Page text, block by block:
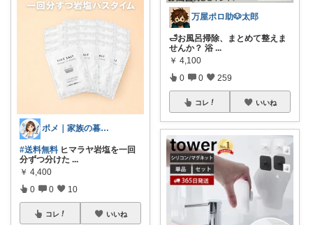
ポメ｜家族の暮らしを少しラクに
#送料無料 ヒマラヤ岩塩を一回
分ずつ分けた ...
￥ 4,400
0 0 10
コレ いいね
万屋ポロ助🐶太郎
🛁お風呂掃除、まとめて整えま
せんか？ 浴 ...
￥ 4,100
0 0 259
コレ いいね